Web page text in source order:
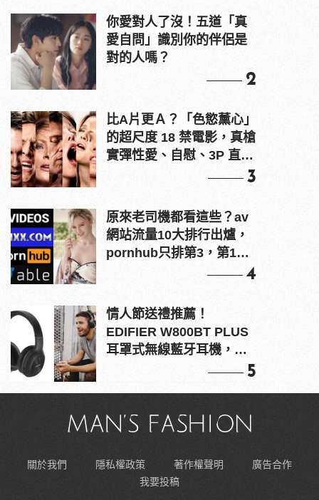
你愛對人了沒！五道「真
愛自問」識別你的伴侶是
對的人嗎？
2
比A片更Ａ？「色慾薰心」
的超尺度 18 禁電影，真槍
實彈性愛、自慰、3P 直接
3
原來老司機都看這些？av
網站流量10大排行出爐，
pornhub只排第3，第1名
4
情人節送禮推薦！
EDIFIER W800BT PLUS
耳罩式無線藍牙耳機，在
5
關於我們 隱私權政策 著作權聲明
廣告合作
我要投稿